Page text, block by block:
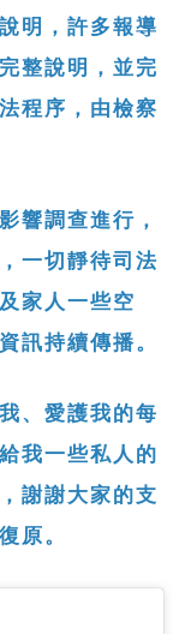
明，許多報導
整說明，並完
程序，由檢察
響調查進行，
一切靜待司法
家人一些空
訊持續傳播。
、愛護我的每
我一些私人的
謝謝大家的支
原。